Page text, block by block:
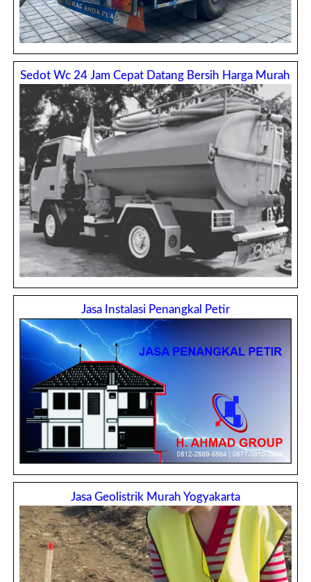
Sedot Wc 24 Jam Cepat Datang Bersih Harga Murah
Jasa Instalasi Penangkal Petir
Jasa Geolistrik Murah Yogyakarta